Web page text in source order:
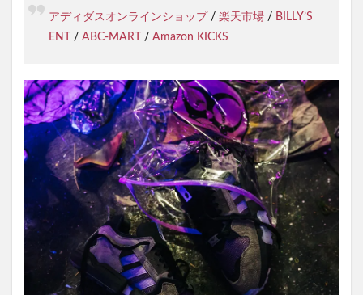
アディダスオンラインショップ / 楽天市場 / BILLY’S
ENT
/ ABC-MART / Amazon KICKS